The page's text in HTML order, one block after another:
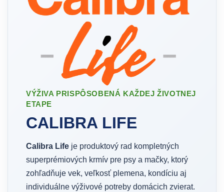
VÝŽIVA PRISPÔSOBENÁ KAŽDEJ ŽIVOTNEJ
ETAPE
CALIBRA LIFE
Calibra Life je produktový rad kompletných
superprémiových krmív pre psy a mačky, ktorý
zohľadňuje vek, veľkosť plemena, kondíciu aj
individuálne výživové potreby domácich zvierat.